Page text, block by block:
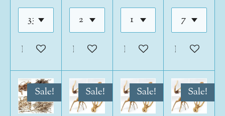
In den WarenkorbIn den WarenkorbIn den Warenkorb
In den
Sale! Sale! Sale! Sale!